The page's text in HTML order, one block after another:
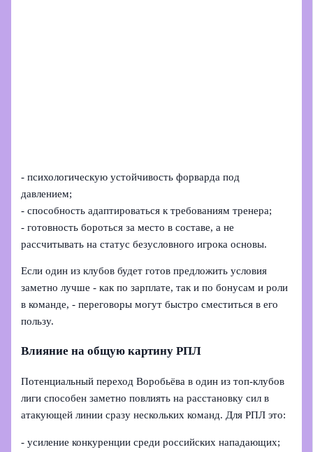
- психологическую устойчивость форварда под
давлением;
- способность адаптироваться к требованиям тренера;
- готовность бороться за место в составе, а не
рассчитывать на статус безусловного игрока основы.
Если один из клубов будет готов предложить условия
заметно лучше - как по зарплате, так и по бонусам и роли
в команде, - переговоры могут быстро сместиться в его
пользу.
Влияние на общую картину РПЛ
Потенциальный переход Воробьёва в один из топ-клубов
лиги способен заметно повлиять на расстановку сил в
атакующей линии сразу нескольких команд. Для РПЛ это:
- усиление конкуренции среди российских нападающих;